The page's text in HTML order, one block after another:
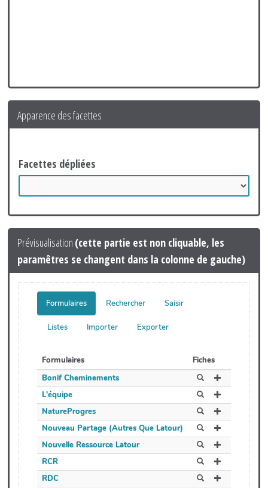
Apparence des facettes
Facettes dépliées
Prévisualisation (cette partie est non cliquable, les
paramêtres se changent dans la colonne de gauche)